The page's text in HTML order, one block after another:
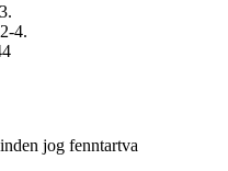
4.
jog fenntartva